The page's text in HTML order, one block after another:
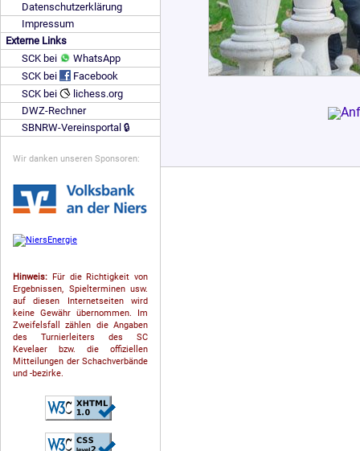
Datenschutzerklärung
Impressum
Externe Links
SCK bei
WhatsApp
SCK bei
Facebook
SCK bei
lichess.org
DWZ-Rechner
SBNRW-Vereinsportal 🔒
Wir danken unseren Sponsoren:
Hinweis: Für die Richtigkeit von
Ergebnissen, Spielterminen usw.
auf diesen Internetseiten wird
keine Gewähr übernommen. Im
Zweifelsfall zählen die Angaben
des Turnierleiters des SC
Kevelaer bzw. die offiziellen
Mitteilungen der Schach­ver­bände
und -bezirke.